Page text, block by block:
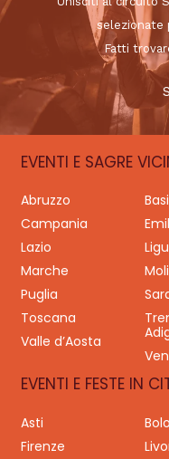
selezionate
Fatti
EVENTI E SAGRE
Abruzzo
Campania
Lazio
Marche
Puglia
Toscana
Valle d’Aosta
EVENTI E FESTE IN
Asti
Firenze